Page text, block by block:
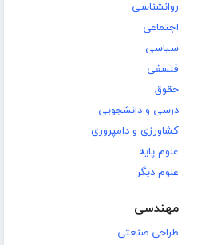
روانشناسی
اجتماعی
سیاسی
فلسفی
حقوق
درسی و دانشجویی
کشاورزی و دامپروری
علوم پایه
علوم دیگر
مهندسی
طراحی صنعتی